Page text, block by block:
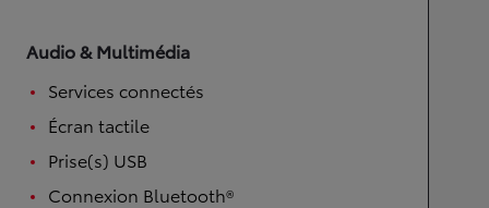
Audio & Multimédia
Services connectés
Écran tactile
Prise(s) USB
Connexion Bluetooth®